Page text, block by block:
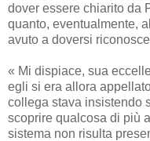
dover essere chiarito da
quanto, eventualmente,
avuto a doversi
« Mi dispiace, sua
egli si era allora
collega stava insistendo
scoprire qualcosa di più
sistema non risulta